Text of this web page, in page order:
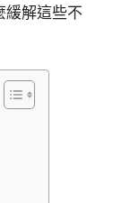
緩解這些不